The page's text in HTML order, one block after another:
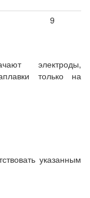
9
электроды,
только на
указанным